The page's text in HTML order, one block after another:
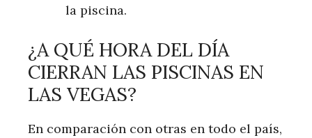
la piscina.
¿A QUÉ HORA DEL DÍA
CIERRAN LAS PISCINAS EN
LAS VEGAS?
En comparación con otras en todo el país,